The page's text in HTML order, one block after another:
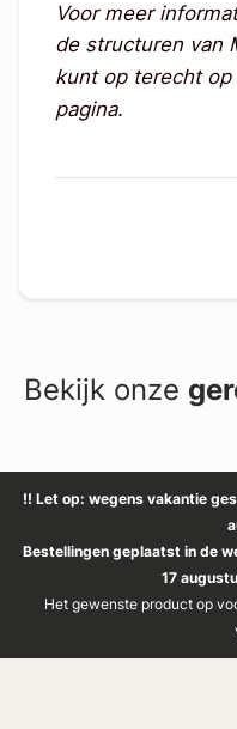
Voor meer
de structuren van
kunt op terecht op
pagina.
Bekijk onze
!! Let op: wegens vakantie
Bestellingen geplaatst in de
17
Het gewenste product op